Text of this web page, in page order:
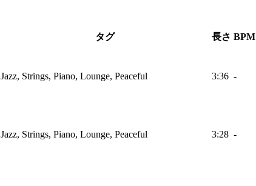
タグ 長さ BPM
Jazz, Strings, Piano, Lounge, Peaceful 3:36 -
Jazz, Strings, Piano, Lounge, Peaceful 3:28 -